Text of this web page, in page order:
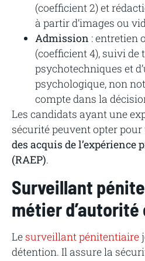
(coefficient 2) et
à partir d’images ou
Admission : entretien
(coefficient 4), suivi de
psychotechniques et
psychologique, non
compte dans la
Les candidats ayant une
sécurité peuvent opter pour
des acquis de l’expérience
(RAEP).
Surveillant
métier d’autorité
Lesurveillant pénitentiaire
détention. Il assure la